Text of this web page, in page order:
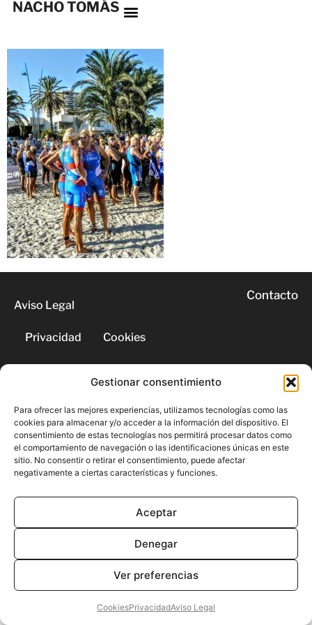
Gestionar consentimiento
Para ofrecer las mejores experiencias, utilizamos tecnologías como las
cookies para almacenar y/o acceder a la información del dispositivo. El
consentimiento de estas tecnologías nos permitirá procesar datos como
el comportamiento de navegación o las identificaciones únicas en este
sitio. No consentir o retirar el consentimiento, puede afectar
negativamente a ciertas características y funciones.
Aceptar
Denegar
Ver preferencias
CookiesPrivacidadAviso Legal
NACHO TOMÁS
Aviso Legal
Privacidad Cookies
Contacto
© 2026 | Todos los derechos